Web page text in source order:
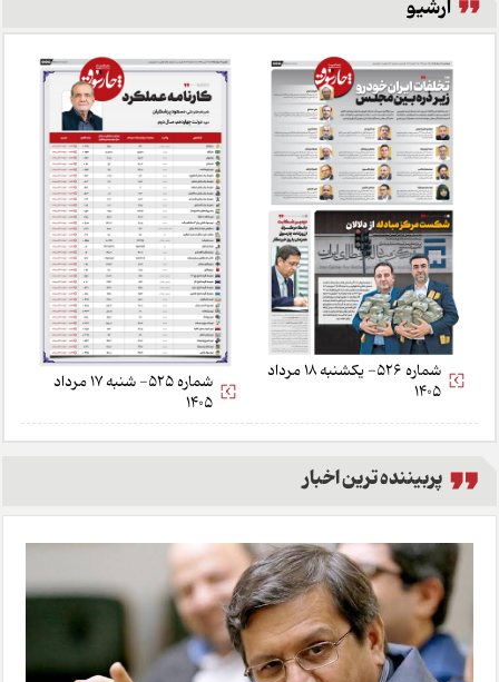
آرشیو
شماره 526- یکشنبه 18 مرداد
1405
شماره 525- شنبه 17 مرداد
1405
پربیننده ترین اخبار